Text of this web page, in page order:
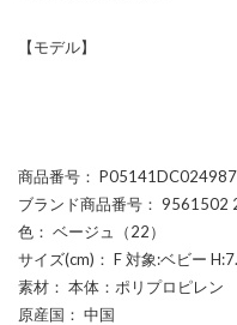
【モデル】
商品番号 ： P05141DC024987
ブランド商品番号 ： 9561502
色 ： ベージュ（22）
サイズ(cm) ： F 対象:ベビー
素材 ： 本体：ポリプロピレン
原産国 ： 中国